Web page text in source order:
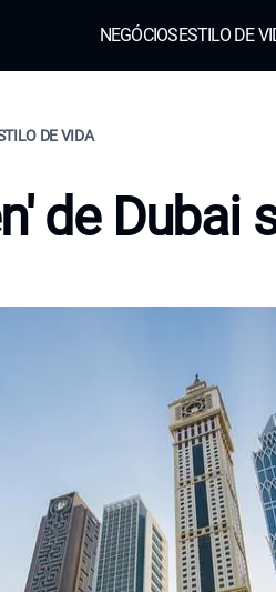
NEGÓCIOSESTILO DE
DE VIDA
de Dubai